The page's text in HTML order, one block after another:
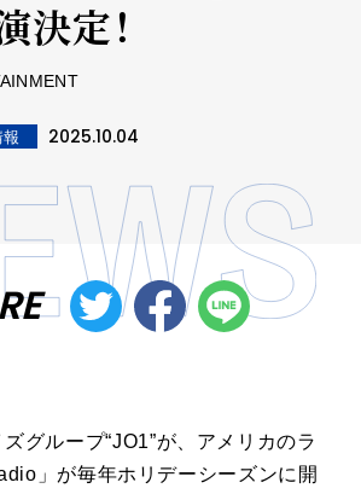
決定！
2025.10.04
グループ“JO1”が、アメリカのラ
」が毎年ホリデーシーズンに開